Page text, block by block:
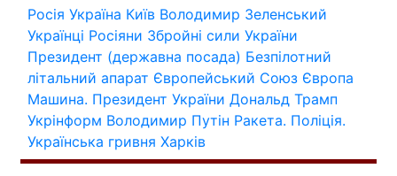
Росія Україна Київ Володимир Зеленський
Українці Росіяни Збройні сили України
Президент (державна посада) Безпілотний
літальний апарат Європейський Союз Європа
Машина. Президент України Дональд Трамп
Укрінформ Володимир Путін Ракета. Поліція.
Українська гривня Харків